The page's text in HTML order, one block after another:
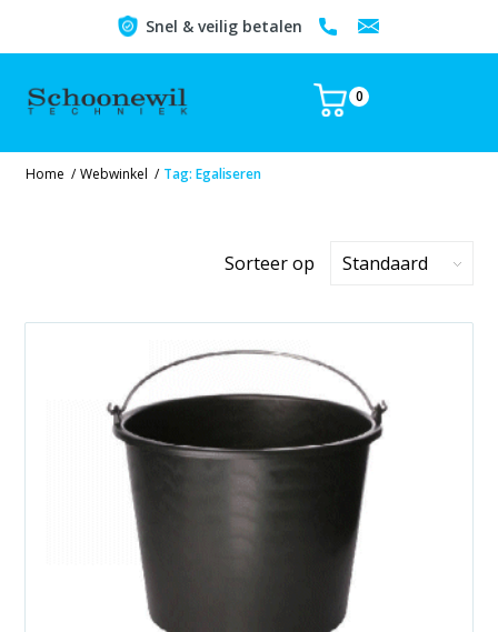
Snel & veilig betalen
0
Home / Webwinkel / Tag: Egaliseren
Sorteer op Standaard